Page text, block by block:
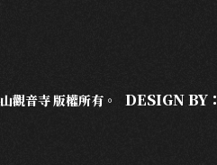
音寺 版權所有。 DESIGN BY：